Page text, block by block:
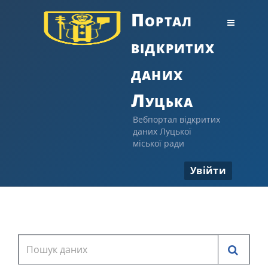
Портал
відкритих
даних
Луцька
Вебпортал відкритих
даних Луцької
міської ради
Увійти